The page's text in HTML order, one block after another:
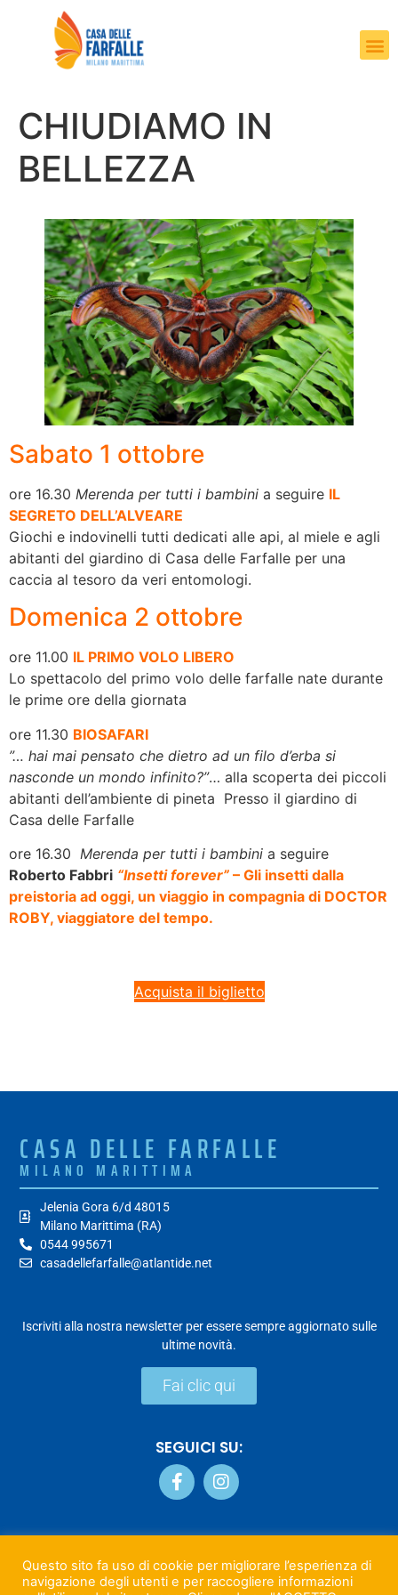
CHIUDIAMO IN
BELLEZZA
Sabato 1 ottobre
ore 16.30 Merenda per tutti i bambini a seguire IL
SEGRETO DELL’ALVEARE
Giochi e indovinelli tutti dedicati alle api, al miele e agli
abitanti del giardino di Casa delle Farfalle per una
caccia al tesoro da veri entomologi.
Domenica 2 ottobre
ore 11.00 IL PRIMO VOLO LIBERO
Lo spettacolo del primo volo delle farfalle nate durante
le prime ore della giornata
ore 11.30 BIOSAFARI
”… hai mai pensato che dietro ad un filo d’erba si
nasconde un mondo infinito?”… alla scoperta dei piccoli
abitanti dell’ambiente di pineta Presso il giardino di
Casa delle Farfalle
ore 16.30 Merenda per tutti i bambini a seguire
Roberto Fabbri “Insetti forever” – Gli insetti dalla
preistoria ad oggi, un viaggio in compagnia di DOCTOR
ROBY, viaggiatore del tempo.
Acquista il biglietto
CASA DELLE FARFALLE
MILANO MARITTIMA
Jelenia Gora 6/d 48015
Milano Marittima (RA)
0544 995671
casadellefarfalle@atlantide.net
Iscriviti alla nostra newsletter per essere sempre aggiornato sulle
ultime novità.
Fai clic qui
SEGUICI SU:
Questo sito fa uso di cookie per migliorare l’esperienza di
navigazione degli utenti e per raccogliere informazioni